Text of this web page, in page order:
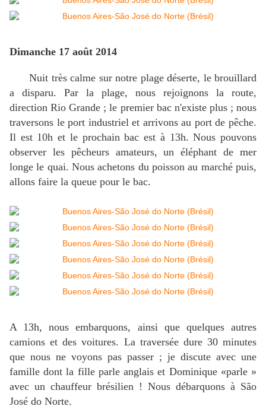
Dimanche 17 août 2014
Nuit très calme sur notre plage déserte, le brouillard
a disparu. Par la plage, nous rejoignons la route,
direction Rio Grande ; le premier bac n'existe plus ; nous
traversons le port industriel et arrivons au port de pêche.
Il est 10h et le prochain bac est à 13h. Nous pouvons
observer les pêcheurs amateurs, un éléphant de mer
longe le quai. Nous achetons du poisson au marché puis,
allons faire la queue pour le bac.
A 13h, nous embarquons, ainsi que quelques autres
camions et des voitures. La traversée dure 30 minutes
que nous ne voyons pas passer ; je discute avec une
famille dont la fille parle anglais et Dominique «parle »
avec un chauffeur brésilien ! Nous débarquons à São
José do Norte.